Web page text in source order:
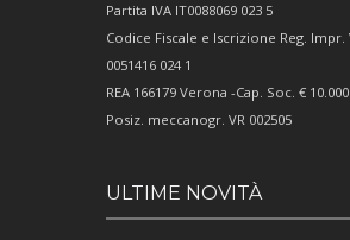
Partita IVA IT0088069 023 5
Codice Fiscale e Iscrizione Reg. Impr.
0051416 024 1
REA 166179 Verona -Cap. Soc. €
Posiz. meccanogr. VR 002505
ULTIME NOVITÀ